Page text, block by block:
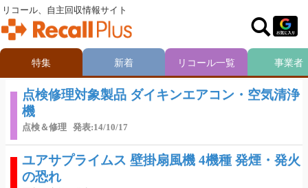
点検修理対象製品 ダイキンエアコン・空気清浄
機
点検＆修理 発表:14/10/17
ユアサプライムス 壁掛扇風機 4機種 発煙・発火
の恐れ
リコール、自主回収情報サイト
特集 新着 リコール一覧 事業者